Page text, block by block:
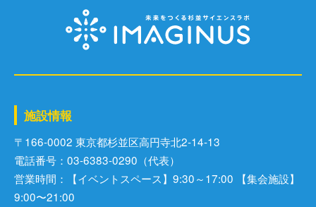
施設情報
〒166-0002 東京都杉並区⾼円寺北2-14-13
電話番号：03-6383-0290（代表）
営業時間：【イベントスペース】9:30～17:00 【集会施設】
9:00〜21:00